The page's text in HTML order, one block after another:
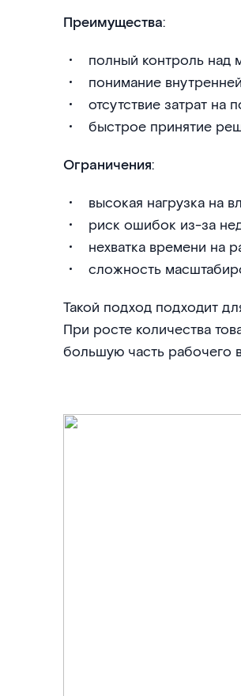
Преимущества:
полный контроль над
понимание
отсутствие затрат на
быстрое принятие
Ограничения:
высокая нагрузка на
риск ошибок из-за
нехватка времени на
сложность
Такой подход подходит
При росте количества
большую часть рабочего